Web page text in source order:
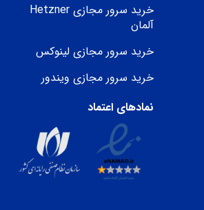
خرید سرور مجازی Hetzner
آلمان
خرید سرور مجازی لینوکس
خرید سرور مجازی ویندور
نمادهای اعتماد